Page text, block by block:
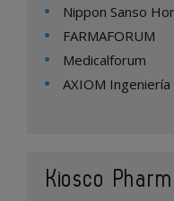
Nippon Sanso
FARMAFORUM
Medicalforum
AXIOM Ingeniería
Kiosco